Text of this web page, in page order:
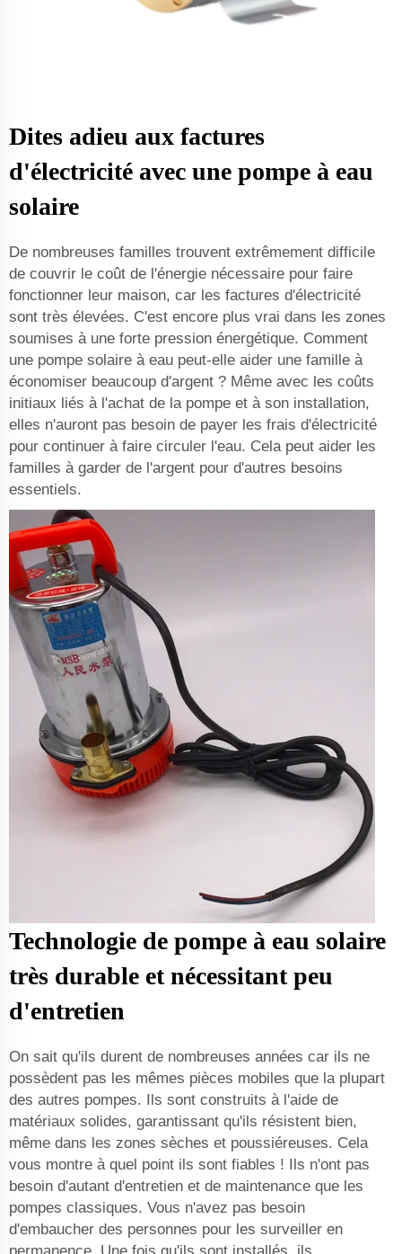
Dites adieu aux factures
d'électricité avec une pompe à eau
solaire
De nombreuses familles trouvent extrêmement difficile
de couvrir le coût de l'énergie nécessaire pour faire
fonctionner leur maison, car les factures d'électricité
sont très élevées. C'est encore plus vrai dans les zones
soumises à une forte pression énergétique. Comment
une pompe solaire à eau peut-elle aider une famille à
économiser beaucoup d'argent ? Même avec les coûts
initiaux liés à l'achat de la pompe et à son installation,
elles n'auront pas besoin de payer les frais d'électricité
pour continuer à faire circuler l'eau. Cela peut aider les
familles à garder de l'argent pour d'autres besoins
essentiels.
Technologie de pompe à eau solaire
très durable et nécessitant peu
d'entretien
On sait qu'ils durent de nombreuses années car ils ne
possèdent pas les mêmes pièces mobiles que la plupart
des autres pompes. Ils sont construits à l'aide de
matériaux solides, garantissant qu'ils résistent bien,
même dans les zones sèches et poussiéreuses. Cela
vous montre à quel point ils sont fiables ! Ils n'ont pas
besoin d'autant d'entretien et de maintenance que les
pompes classiques. Vous n'avez pas besoin
d'embaucher des personnes pour les surveiller en